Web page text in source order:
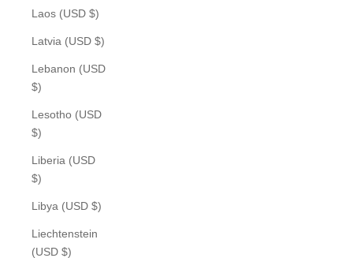
Laos (USD $)
Latvia (USD $)
Lebanon (USD
$)
Lesotho (USD
$)
Liberia (USD
$)
Libya (USD $)
Liechtenstein
(USD $)